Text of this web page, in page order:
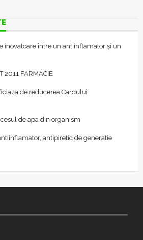
inovatoare între un antiinflamator și un
2011 FARMACIE
de reducerea Cardului
de apa din organism
antipiretic de generatie